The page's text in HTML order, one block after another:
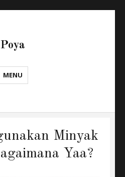
Poya
MENU
Minyak
Yaa?